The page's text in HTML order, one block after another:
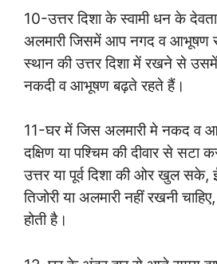
10-उत्तर दिशा के स्वामी धन के
अलमारी जिसमें आप नगद व आभूषण
स्थान की उत्तर दिशा में रखने से
नकदी व आभूषण बढ़ते रहते हैं।
11-घर में जिस अलमारी मे नकद व
दक्षिण या पश्चिम की दीवार से सटा
उत्तर या पूर्व दिशा की ओर खुल सके,
तिजोरी या अलमारी नहीं रखनी
होती है।